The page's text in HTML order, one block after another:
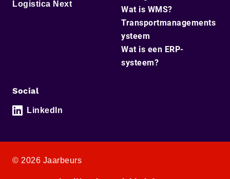
Logistica Next
Wat is WMS?
Transportmanagements
ysteem
Wat is een ERP-
systeem?
Social
LinkedIn
© 2026 Jaarbeurs